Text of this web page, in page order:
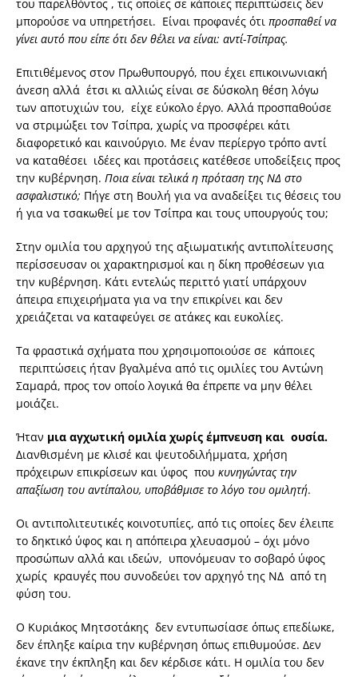
του παρελθόντος , τις οποίες σε κάποιες περιπτώσεις δεν
μπορούσε να υπηρετήσει. Είναι προφανές ότι προσπαθεί να
γίνει αυτό που είπε ότι δεν θέλει να είναι: αντί-Τσίπρας.
Επιτιθέμενος στον Πρωθυπουργό, που έχει επικοινωνιακή
άνεση αλλά έτσι κι αλλιώς είναι σε δύσκολη θέση λόγω
των αποτυχιών του, είχε εύκολο έργο. Αλλά προσπαθούσε
να στριμώξει τον Τσίπρα, χωρίς να προσφέρει κάτι
διαφορετικό και καινούργιο. Με έναν περίεργο τρόπο αντί
να καταθέσει ιδέες και προτάσεις κατέθεσε υποδείξεις προς
την κυβέρνηση. Ποια είναι τελικά η πρόταση της ΝΔ στο
ασφαλιστικό; Πήγε στη Βουλή για να αναδείξει τις θέσεις του
ή για να τσακωθεί με τον Τσίπρα και τους υπουργούς του;
Στην ομιλία του αρχηγού της αξιωματικής αντιπολίτευσης
περίσσευσαν οι χαρακτηρισμοί και η δίκη προθέσεων για
την κυβέρνηση. Κάτι εντελώς περιττό γιατί υπάρχουν
άπειρα επιχειρήματα για να την επικρίνει και δεν
χρειάζεται να καταφεύγει σε ατάκες και ευκολίες.
Τα φραστικά σχήματα που χρησιμοποιούσε σε κάποιες
περιπτώσεις ήταν βγαλμένα από τις ομιλίες του Αντώνη
Σαμαρά, προς τον οποίο λογικά θα έπρεπε να μην θέλει
μοιάζει.
Ήταν μια αγχωτική ομιλία χωρίς έμπνευση και ουσία.
Διανθισμένη με κλισέ και ψευτοδιλήμματα, χρήση
πρόχειρων επικρίσεων και ύφος που κυνηγώντας την
απαξίωση του αντίπαλου, υποβάθμισε το λόγο του ομιλητή.
Οι αντιπολιτευτικές κοινοτυπίες, από τις οποίες δεν έλειπε
το δηκτικό ύφος και η απόπειρα χλευασμού – όχι μόνο
προσώπων αλλά και ιδεών, υπονόμευαν το σοβαρό ύφος
χωρίς κραυγές που συνοδεύει τον αρχηγό της ΝΔ από τη
φύση του.
Ο Κυριάκος Μητσοτάκης δεν εντυπωσίασε όπως επεδίωκε,
δεν έπληξε καίρια την κυβέρνηση όπως επιθυμούσε. Δεν
έκανε την έκπληξη και δεν κέρδισε κάτι. Η ομιλία του δεν